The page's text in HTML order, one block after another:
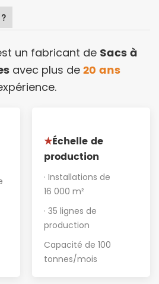
un fabricant deSacs à
avec plus de 20 ans
★Échelle de
production
· Installations de
16 000 m²
· 35 lignes de
production
Capacité de 100
tonnes/mois